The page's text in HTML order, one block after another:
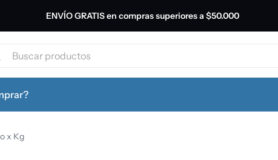
ENVÍO GRATIS en compras superiores a $50.000
productos
x Kg